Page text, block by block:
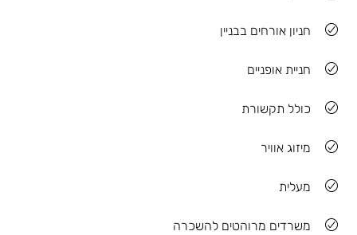
חניון אורחים בבניין
חניית אופניים
כולל תקשורת
מיזוג אוויר
מעלית
משרדים מרוהטים להשכרה